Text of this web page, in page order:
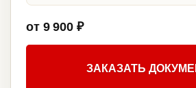
от 9 900 ₽
ЗАКАЗАТЬ